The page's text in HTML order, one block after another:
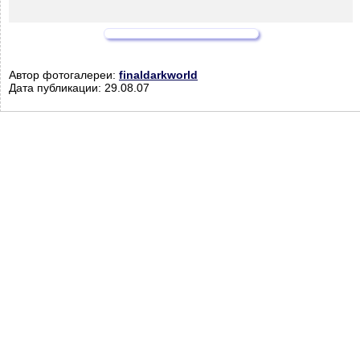
Автор фотогалереи: finaldarkworld
Дата публикации: 29.08.07